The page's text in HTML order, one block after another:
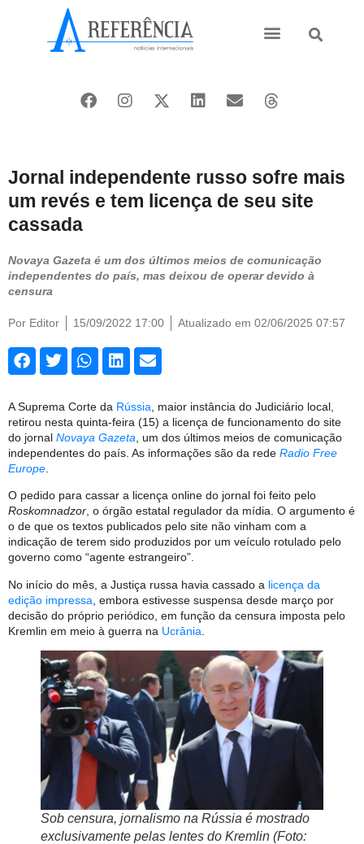
Jornal independente russo sofre mais
um revés e tem licença de seu site
cassada
Novaya Gazeta é um dos últimos meios de comunicação
independentes do país, mas deixou de operar devido à
censura
Por Editor 15/09/2022 17:00 Atualizado em 02/06/2025 07:57
A Suprema Corte da Rússia , maior instância do Judiciário local,
retirou nesta quinta-feira (15) a licença de funcionamento do site
do jornal Novaya Gazeta , um dos últimos meios de comunicação
independentes do país. As informações são da rede Radio Free
Europe
O pedido para cassar a licença online do jornal foi feito pelo
Roskomnadzor, o órgão estatal regulador da mídia. O argumento é
o de que os textos publicados pelo site não vinham com a
indicação de terem sido produzidos por um veículo rotulado pelo
governo como “agente estrangeiro”.
No início do mês, a Justiça russa havia cassado a licença da
edição impressa , embora estivesse suspensa desde março por
decisão do próprio periódico, em função da censura imposta pelo
Kremlin em meio à guerra na Ucrânia
Sob censura, jornalismo na Rússia é mostrado
exclusivamente pelas lentes do Kremlin (Foto: